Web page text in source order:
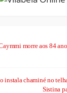
morre aos 84
instala chaminé no
Sistina